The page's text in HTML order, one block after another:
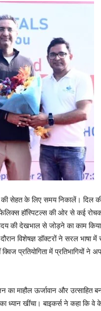
सेहत के लिए समय निकालें। दिल की
हॉस्पिटल्स की ओर से कई रोचक
की देखभाल से जोड़ने का काम
विशेषज्ञ डॉक्टरों ने सरल भाषा में
प्रतियोगिता में प्रतिभागियों ने
माहौल ऊर्जावान और उत्साहित
ध्यान खींचा। बाइकर्स ने कहा कि